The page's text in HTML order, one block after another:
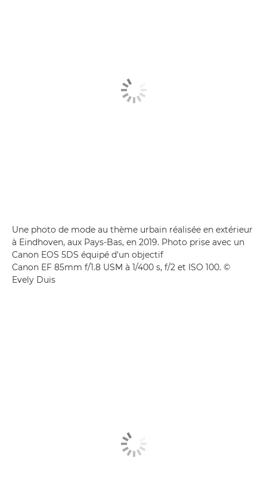
Une photo de mode au thème urbain réalisée en extérieur
à Eindhoven, aux Pays-Bas, en 2019. Photo prise avec un
Canon EOS 5DS équipé d'un objectif
Canon EF 85mm f/1.8 USM à 1/400 s, f/2 et ISO 100. ©
Evely Duis